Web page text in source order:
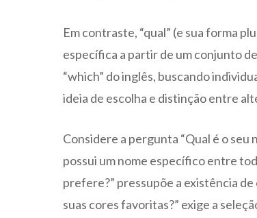
Em contraste, “qual” (e sua forma
específica a partir de um conjunto
“which” do inglês, buscando
ideia de escolha e distinção entre
Considere a pergunta “Qual é o seu
possui um nome específico entre
prefere?” pressupõe a existência de
suas cores favoritas?” exige a